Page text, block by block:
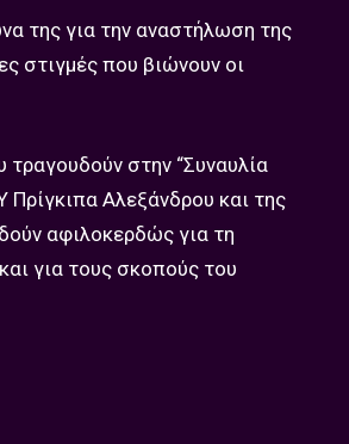
της για την αναστήλωση της
στιγμές που βιώνουν οι
στην “Συναυλία
Πρίγκιπα Αλεξάνδρου και της
αφιλοκερδώς για τη
για τους σκοπούς του